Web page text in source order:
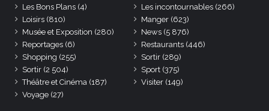
Les Bons Plans (4) Les incontournables (266)
Loisirs (810) Manger (623)
Musée et Exposition (280) News (5 876)
Reportages (6) Restaurants (446)
Shopping (255) Sortir (289)
Sortir (2 504) Sport (375)
Théâtre et Cinéma (187) Visiter (149)
Voyage (27)